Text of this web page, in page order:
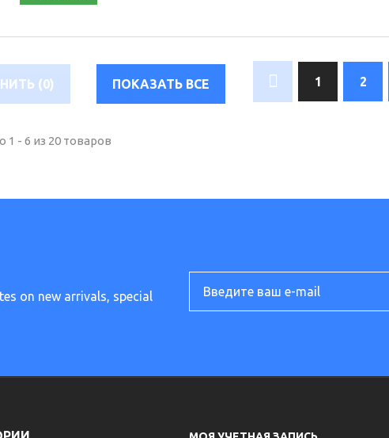
СРАВНИТЬ (0) ПОКАЗАТЬ ВСЕ 1 2
1 - 6 из 20 товаров
on new arrivals, special